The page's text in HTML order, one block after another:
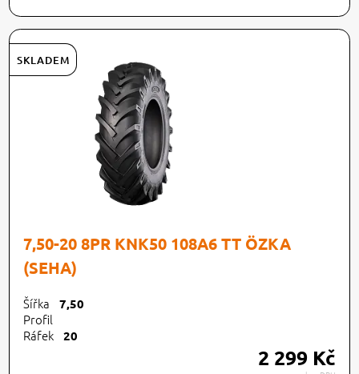
SKLADEM
7,50-20 8PR KNK50 108A6 TT ÖZKA
(SEHA)
Šířka 7,50
Profil
Ráfek 20
2 299 Kč